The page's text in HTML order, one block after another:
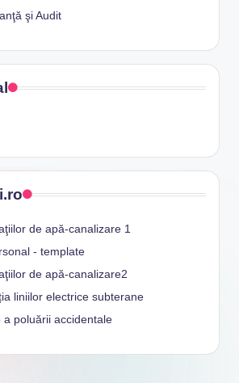
şi Audit
de apă-canalizare 1
- template
de apă-canalizare2
liniilor electrice subterane
a poluării accidentale